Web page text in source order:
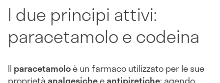
I due principi attivi:
paracetamolo e codeina
Il paracetamoloè un farmaco utilizzato per le sue